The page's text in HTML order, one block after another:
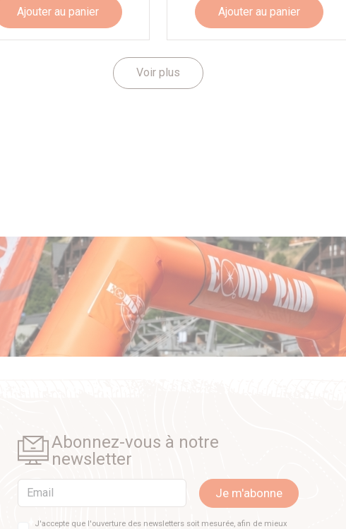
Ajouter au panier Ajouter au panier
Voir plus
Abonnez-vous à notre
newsletter
Email Je m'abonne
J'accepte que l'ouverture des newsletters soit mesurée, afin de mieux